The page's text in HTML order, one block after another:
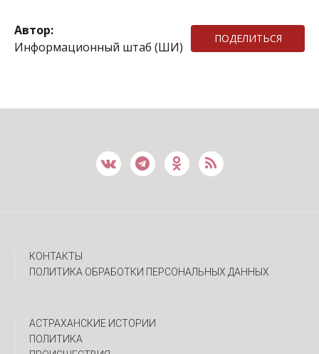
Автор:
Информационный штаб (ШИ)
ПОДЕЛИТЬСЯ
КОНТАКТЫ
ПОЛИТИКА ОБРАБОТКИ ПЕРСОНАЛЬНЫХ ДАННЫХ
АСТРАХАНСКИЕ ИСТОРИИ
ПОЛИТИКА